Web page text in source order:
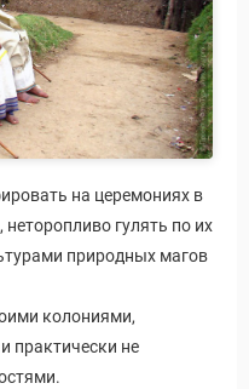
на церемониях в
гулять по их
природных магов
колониями,
практически не